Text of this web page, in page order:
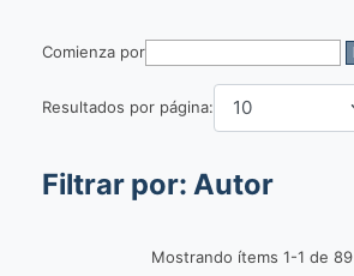
Comienza por
Resultados por página:
Filtrar por: Autor
Mostrando ítems 1-1 de 89